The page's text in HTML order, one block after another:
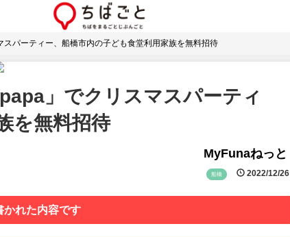
パーティー、船橋市内の子ども食堂利用家族を無料招待
」でクリスマスパーティ
を無料招待
MyFunaねっと
船橋 2022/12/26
かれた内容です